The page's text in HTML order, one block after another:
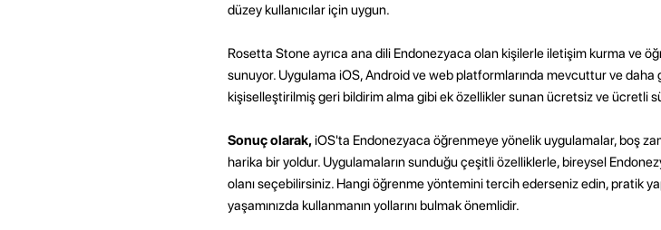
düzey kullanıcılar için uygun.
Rosetta Stone ayrıca ana dili Endonezyaca olan kişilerle iletişim kurma ve
sunuyor. Uygulama iOS, Android ve web platformlarında mevcuttur ve
kişiselleştirilmiş geri bildirim alma gibi ek özellikler sunan ücretsiz ve ücretli
Sonuç olarak,iOS'ta Endonezyaca öğrenmeye yönelik uygulamalar, boş
harika bir yoldur. Uygulamaların sunduğu çeşitli özelliklerle, bireysel
olanı seçebilirsiniz. Hangi öğrenme yöntemini tercih ederseniz edin, pratik
yaşamınızda kullanmanın yollarını bulmak önemlidir.